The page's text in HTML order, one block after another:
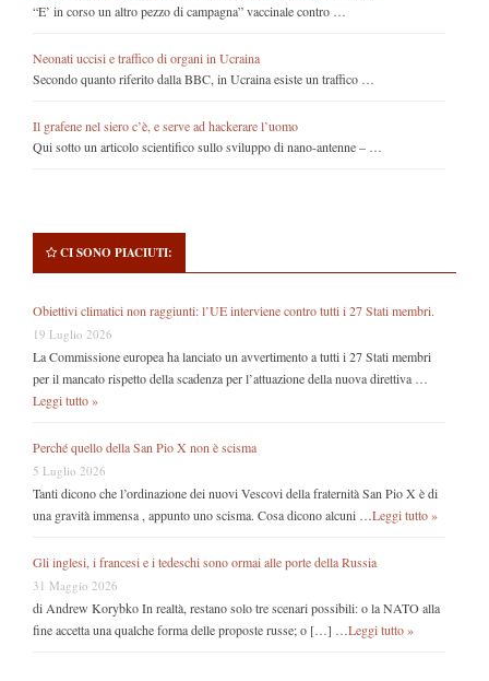
“E’ in corso un altro pezzo di campagna” vaccinale contro …
Neonati uccisi e traffico di organi in Ucraina
Secondo quanto riferito dalla BBC, in Ucraina esiste un traffico …
Il grafene nel siero c’è, e serve ad hackerare l’uomo
Qui sotto un articolo scientifico sullo sviluppo di nano-antenne – …
CI SONO PIACIUTI:
Obiettivi climatici non raggiunti: l’UE interviene contro tutti i 27 Stati membri.
19 Luglio 2026
La Commissione europea ha lanciato un avvertimento a tutti i 27 Stati membri
per il mancato rispetto della scadenza per l’attuazione della nuova direttiva …
Leggi tutto »
Perché quello della San Pio X non è scisma
5 Luglio 2026
Tanti dicono che l’ordinazione dei nuovi Vescovi della fraternità San Pio X è di
una gravità immensa , appunto uno scisma. Cosa dicono alcuni … Leggi tutto »
Gli inglesi, i francesi e i tedeschi sono ormai alle porte della Russia
31 Maggio 2026
di Andrew Korybko In realtà, restano solo tre scenari possibili: o la NATO alla
fine accetta una qualche forma delle proposte russe; o […] … Leggi tutto »